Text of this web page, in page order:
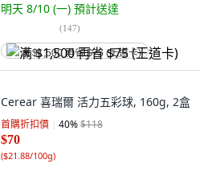
明天 8/10 (一) 預計送達
(147)
满 $1,500 再省 $75 (王道卡)
Cerear 喜瑞爾 活力五彩球, 160g, 2盒
首購折扣價 40%$118
$70
($21.88/100g)